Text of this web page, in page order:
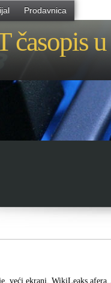
Prodavnica
časopis
veći ekrani, WikiLeaks